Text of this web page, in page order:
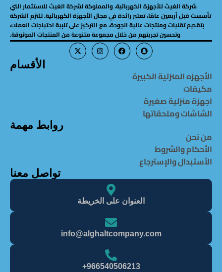
شركة الغيث للأجهزة الكهربائية، والمملوكة لشركة الغيث للاستثمار التي
تأسست قبل أربعين عامًا، تعتبر رائدة في مجال الأجهزة الكهربائية. تلتزم الشركة
بتقديم تقنيات ومنتجات عالية الجودة، مع التركيز على تلبية احتياجات العملاء
وتحسين تجربتهم من خلال مجموعة متنوعة من المنتجات الموثوقة.
الأقسام
الأجهزه المنزلية الكبيرة
مكيفات
اجهزة منزلية صغيرة
الشاشات وملحقاتها
روابط مهمة
من نحن
الأحكام والشروط
الأستبدال والإسترجاع
تواصل معنا
العنوان على الخريطة
info@alghaItcompany.com
966540506213+